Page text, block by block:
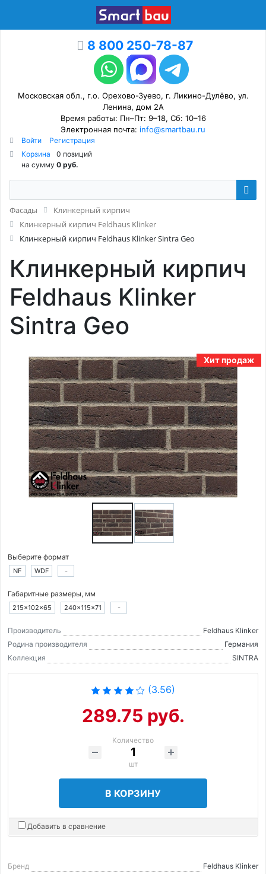
8 800 250-78-87
Московская обл., г.о. Орехово-Зуево, г. Ликино-Дулёво, ул.
Ленина, дом 2А
Время работы: Пн–Пт: 9–18, Сб: 10–16
Электронная почта: info@smartbau.ru
Войти
Регистрация
Корзина
0 позиций
на сумму 0 руб.
Фасады
Клинкерный кирпич
Клинкерный кирпич Feldhaus Klinker
Клинкерный кирпич Feldhaus Klinker Sintra Geo
Клинкерный кирпич
Feldhaus Klinker
Sintra Geo
Хит продаж
Выберите формат
NF WDF -
Габаритные размеры, мм
215×102×65 240×115×71 -
Производитель
Feldhaus Klinker
Родина производителя
Германия
Коллекция
SINTRA
(3.56)
289.75 руб.
Количество
шт
В КОРЗИНУ
Добавить в сравнение
Бренд
Feldhaus Klinker